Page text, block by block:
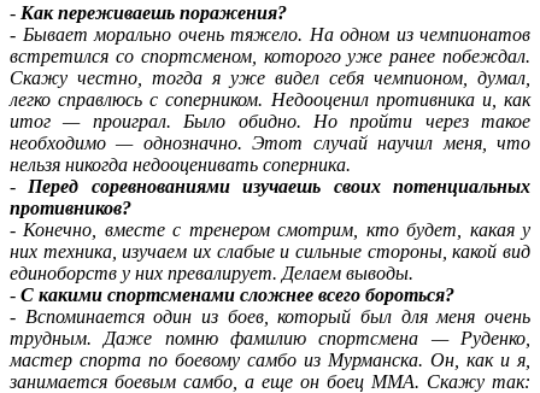
- Как переживаешь поражения?
- Бывает морально очень тяжело. На одном из чемпионатов
встретился со спортсменом, которого уже ранее побеждал.
Скажу честно, тогда я уже видел себя чемпионом, думал,
легко справлюсь с соперником. Недооценил противника и, как
итог — проиграл. Было обидно. Но пройти через такое
необходимо — однозначно. Этот случай научил меня, что
нельзя никогда недооценивать соперника.
- Перед соревнованиями изучаешь своих потенциальных
противников?
- Конечно, вместе с тренером смотрим, кто будет, какая у
них техника, изучаем их слабые и сильные стороны, какой вид
единоборств у них превалирует. Делаем выводы.
- С какими спортсменами сложнее всего бороться?
- Вспоминается один из боев, который был для меня очень
трудным. Даже помню фамилию спортсмена — Руденко,
мастер спорта по боевому самбо из Мурманска. Он, как и я,
занимается боевым самбо, а еще он боец ММА. Скажу так: